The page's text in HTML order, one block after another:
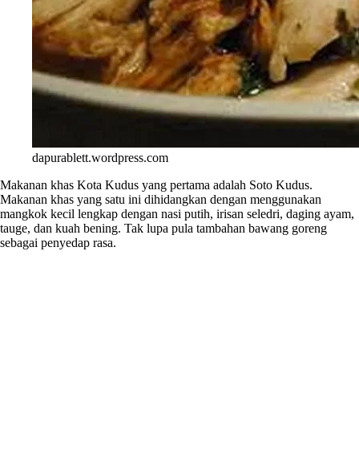
dapurablett.wordpress.com
Makanan khas Kota Kudus yang pertama adalah Soto Kudus.
Makanan khas yang satu ini dihidangkan dengan menggunakan
mangkok kecil lengkap dengan nasi putih, irisan seledri, daging ayam,
tauge, dan kuah bening. Tak lupa pula tambahan bawang goreng
sebagai penyedap rasa.